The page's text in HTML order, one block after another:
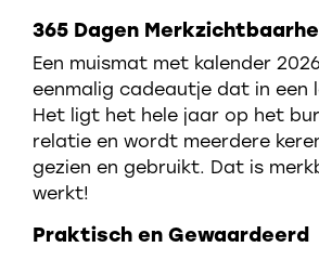
365 Dagen
Een muismat met kalender
eenmalig cadeautje dat in een
Het ligt het hele jaar op het
relatie en wordt meerdere
gezien en gebruikt. Dat is
werkt!
Praktisch en Gewaardeerd